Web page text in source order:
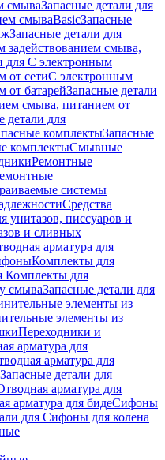
смываЗапасные детали для
смываBasicЗапасные
Запасные детали для
задействованием смыва,
для С электронным
от сетиС электронным
от батарейЗапасные детали
смыва, питанием от
детали для
комплектыЗапасные
комплектыСмывные
Ремонтные
системы
Средства
унитазов, писсуаров и
и сливных
арматура для
Комплекты для
Комплекты для
смываЗапасные детали для
элементы из
элементы из
Переходники и
арматура для
арматура для
Запасные детали для
арматура для
арматура для бидеСифоны
для Сифоны для колена